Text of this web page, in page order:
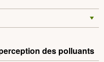
des polluants